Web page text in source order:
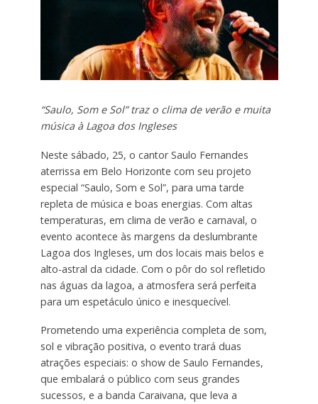
“Saulo, Som e Sol” traz o clima de verão e muita
música à Lagoa dos Ingleses
Neste sábado, 25, o cantor Saulo Fernandes
aterrissa em Belo Horizonte com seu projeto
especial “Saulo, Som e Sol”, para uma tarde
repleta de música e boas energias. Com altas
temperaturas, em clima de verão e carnaval, o
evento acontece às margens da deslumbrante
Lagoa dos Ingleses, um dos locais mais belos e
alto-astral da cidade. Com o pôr do sol refletido
nas águas da lagoa, a atmosfera será perfeita
para um espetáculo único e inesquecível.
Prometendo uma experiência completa de som,
sol e vibração positiva, o evento trará duas
atrações especiais: o show de Saulo Fernandes,
que embalará o público com seus grandes
sucessos, e a banda Caraivana, que leva a